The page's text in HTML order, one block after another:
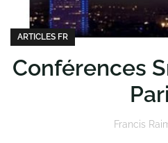
ARTICLES FR
Conférences
Francis